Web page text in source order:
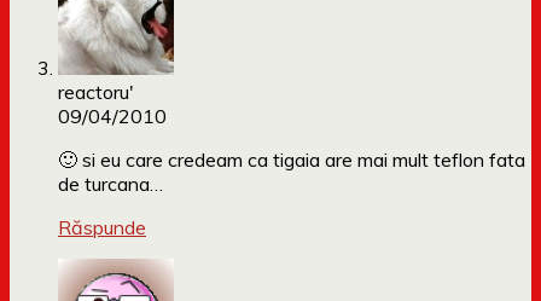
reactoru'
09/04/2010
🙂 si eu care credeam ca tigaia are mai mult teflon fata
de turcana…
Răspunde